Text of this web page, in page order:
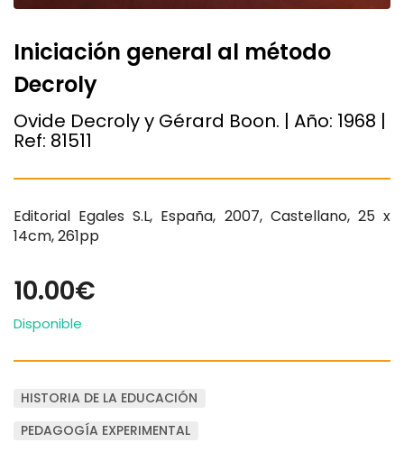
Iniciación general al método
Decroly
Ovide Decroly y Gérard Boon. | Año: 1968 |
Ref: 81511
Editorial Egales S.L, España, 2007, Castellano, 25 x
14cm, 261pp
10.00€
Disponible
HISTORIA DE LA EDUCACIÓN
PEDAGOGÍA EXPERIMENTAL